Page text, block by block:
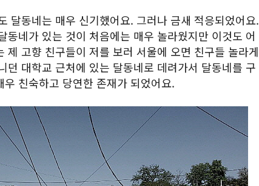
달동네는 매우 신기했어요. 그러나 금새 적응되었어요.
동네가 있는 것이 처음에는 매우 놀라웠지만 이것도 어
제 고향 친구들이 저를 보러 서울에 오면 친구들 놀라게
던 대학교 근처에 있는 달동네로 데려가서 달동네를 구
친숙하고 당연한 존재가 되었어요.